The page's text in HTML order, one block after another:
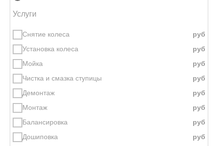
Услуги
Снятие колеса
Установка колеса
Мойка
Чистка и смазка ступицы
Демонтаж
Монтаж
Балансировка
Дошиповка